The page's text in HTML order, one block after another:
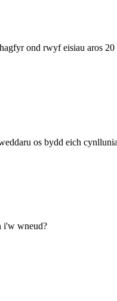
ond rwyf eisiau aros
os bydd eich
i'w wneud?